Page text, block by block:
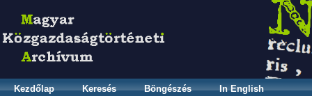
Kezdőlap Keresés Böngészés In English